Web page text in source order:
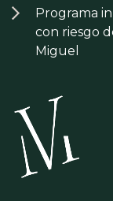
Programa
con riesgo
Miguel